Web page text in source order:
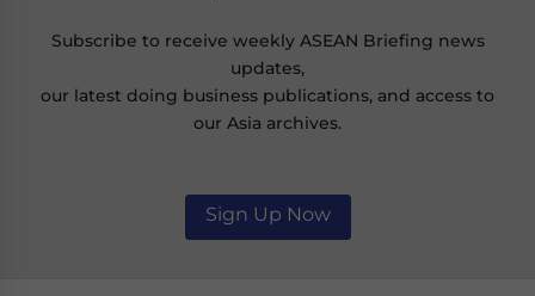
Subscribe to receive weekly ASEAN Briefing news
updates,
our latest doing business publications, and access to
our Asia archives.
Sign Up Now